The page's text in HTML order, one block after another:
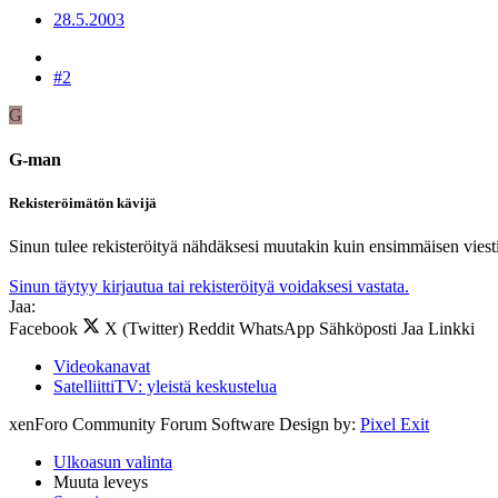
28.5.2003
#2
G
G-man
Rekisteröimätön kävijä
Sinun tulee rekisteröityä nähdäksesi muutakin kuin ensimmäisen
Sinun täytyy kirjautua tai rekisteröityä voidaksesi vastata.
Jaa:
Facebook
X (Twitter) Reddit WhatsApp Sähköposti Jaa Linkki
Videokanavat
SatelliittiTV: yleistä keskustelua
xenForo Community Forum Software Design by: Pixel Exit
Ulkoasun valinta
Muuta leveys